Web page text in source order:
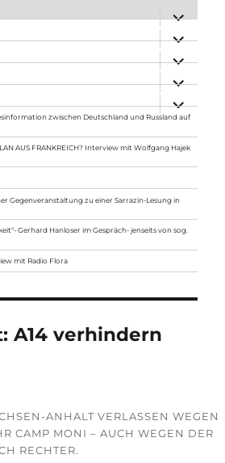
anzeigen
anzeigen
anzeigen
anzeigen
anzeigen
zwischen Deutschland und Russland auf
AUS FRANKREICH? Interview mit Wolfgang Hajek
Gegenveranstaltung zu einer Sarrazin-Lesung in
Gerhard Hanloser im Gespräch- jenseits von sog.
mit Radio Flora
A14 verhindern
ANHALT VERLASSEN WEGEN
CAMP MONI – AUCH WEGEN DER
RECHTER.